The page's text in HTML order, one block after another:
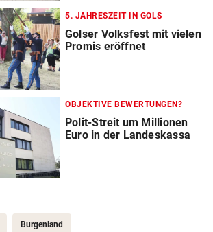
5. JAHRESZEIT IN GOLS
Golser Volksfest mit vielen
Promis eröffnet
OBJEKTIVE BEWERTUNGEN?
Polit-Streit um Millionen
Euro in der Landeskassa
Burgenland